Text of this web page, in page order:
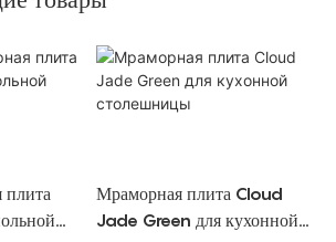
плита
Мраморная плита Cloud
Jade Green для кухонной